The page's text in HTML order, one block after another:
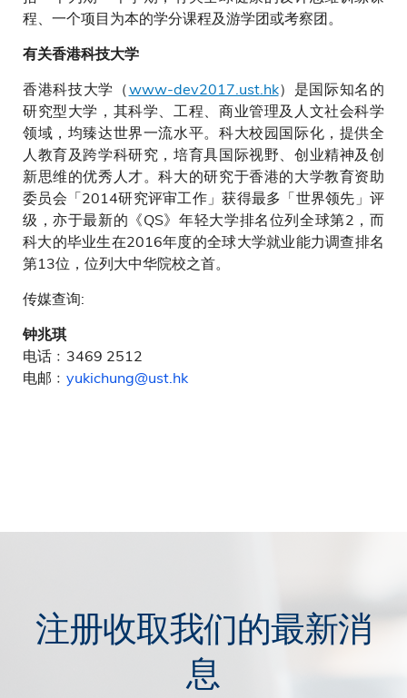
程、一个项目为本的学分课程及游学团或考察团。
有关香港科技大学
香港科技大学（www-dev2017.ust.hk）是国际知名的
研究型大学，其科学、工程、商业管理及人文社会科学
领域，均臻达世界一流水平。科大校园国际化，提供全
人教育及跨学科研究，培育具国际视野、创业精神及创
新思维的优秀人才。科大的研究于香港的大学教育资助
委员会「2014研究评审工作」获得最多「世界领先」评
级，亦于最新的《QS》年轻大学排名位列全球第2，而
科大的毕业生在2016年度的全球大学就业能力调查排名
第13位，位列大中华院校之首。
传媒查询:
钟兆琪
电话﹕3469 2512
电邮﹕ yukichung@ust.hk
注册收取我们的最新消
息